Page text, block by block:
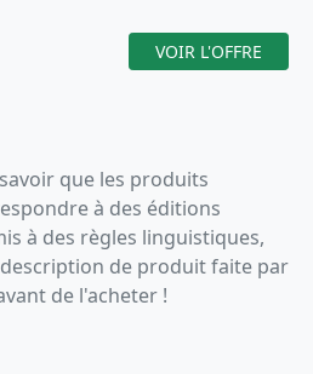
VOIR L'OFFRE
que les produits
à des éditions
à des règles linguistiques,
de produit faite par
de l'acheter !